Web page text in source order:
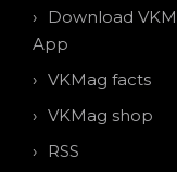
Download
App
VKMag facts
VKMag shop
RSS